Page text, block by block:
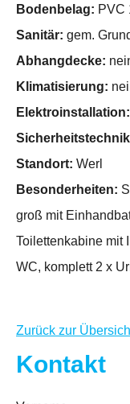
Bodenbelag: PVC
Sanitär: gem.
Abhangdecke:
Klimatisierung:
Elektroinstallation:
Standort: Werl
Besonderheiten:
groß mit
Toilettenkabine mit
WC, komplett 2 x
Zurück zur
Kontakt